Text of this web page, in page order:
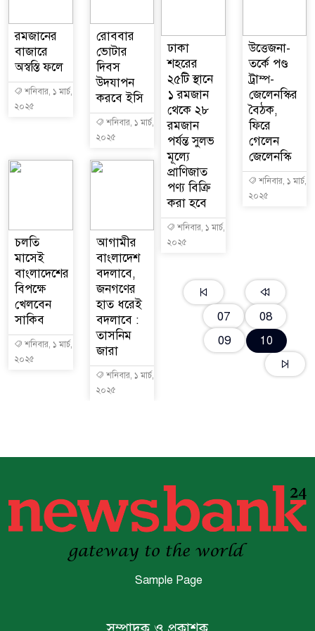
রমজানের
বাজারে
অস্বস্তি ফলে
২০২৫
রোববার
ভোটার
দিবস
উদযাপন
করবে ইসি
২০২৫
চলতি
মাসেই
বাংলাদেশের
বিপক্ষে
খেলবেন
সাকিব
২০২৫
আগামীর
বাংলাদেশ
বদলাবে,
জনগণের
হাত ধরেই
বদলাবে :
তাসনিম
জারা
২০২৫
ঢাকা
শহরের
২৫টি স্থানে
১ রমজান
থেকে ২৮
রমজান
পর্যন্ত সুলভ
মূল্যে
প্রাণিজাত
পণ্য বিক্রি
করা হবে
২০২৫
উত্তেজনা-
তর্কে পণ্ড
ট্রাম্প-
জেলেনস্কির
বৈঠক,
ফিরে
গেলেন
জেলেনস্কি
২০২৫
07
08
09
10
Sample Page